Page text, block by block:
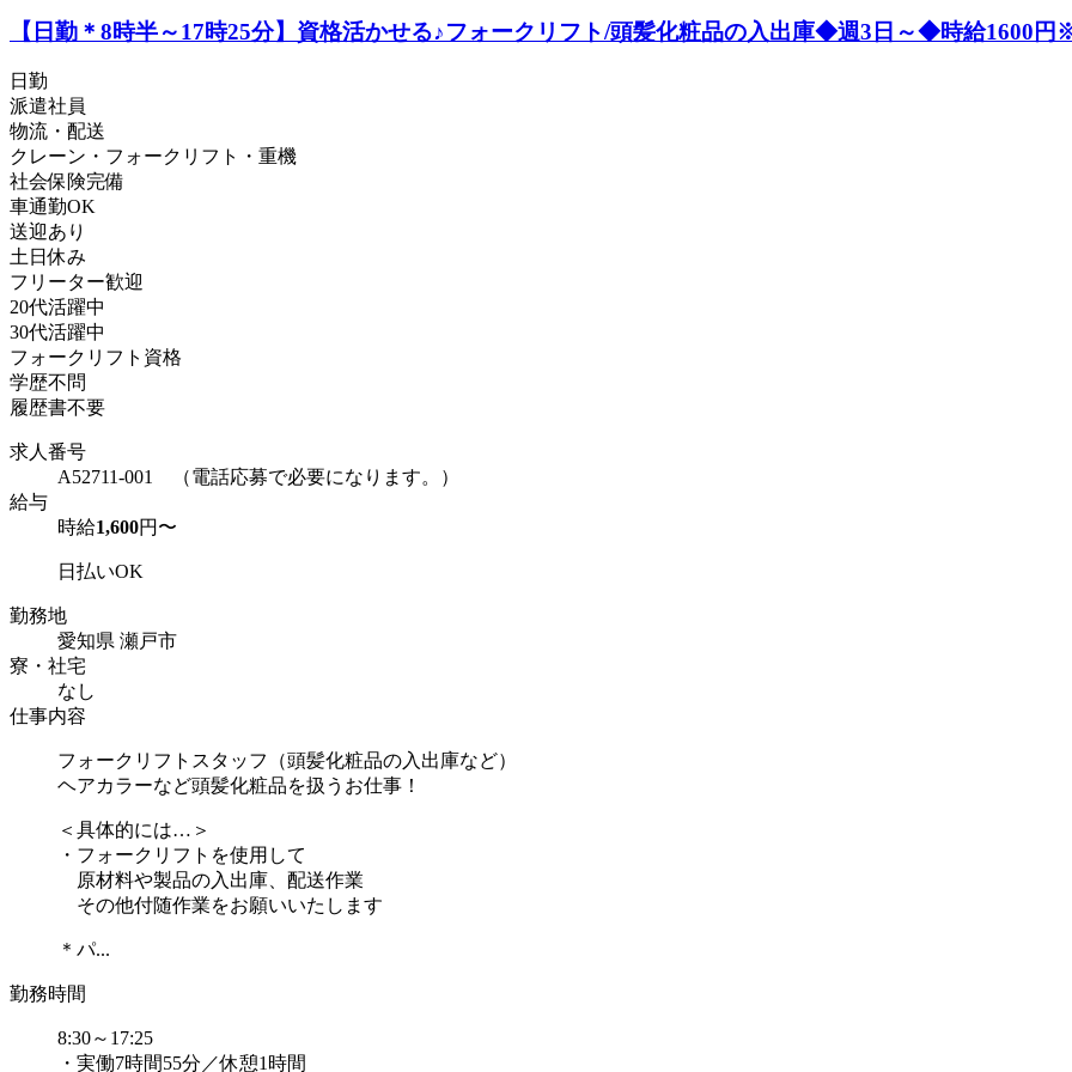
【日勤＊8時半～17時25分】資格活かせる♪フォークリフト/頭髪化粧品の入出庫◆週3日～◆時給1600円
日勤
派遣社員
物流・配送
クレーン・フォークリフト・重機
社会保険完備
車通勤OK
送迎あり
土日休み
フリーター歓迎
20代活躍中
30代活躍中
フォークリフト資格
学歴不問
履歴書不要
求人番号
A52711-001 （電話応募で必要になります。）
給与
時給1,600円〜
日払いOK
勤務地
愛知県 瀬戸市
寮・社宅
なし
仕事内容
フォークリフトスタッフ（頭髪化粧品の入出庫など）
ヘアカラーなど頭髪化粧品を扱うお仕事！
＜具体的には…＞
・フォークリフトを使用して
原材料や製品の入出庫、配送作業
その他付随作業をお願いいたします
＊パ...
勤務時間
8:30～17:25
・実働7時間55分／休憩1時間